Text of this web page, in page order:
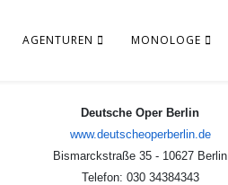
AGENTUREN MONOLOGE
Deutsche Oper Berlin
www.deutscheoperberlin.de
Bismarckstraße 35 - 10627 Berlin
Telefon: 030 34384343